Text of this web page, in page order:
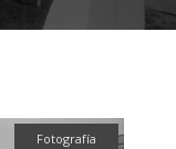
Fotografía